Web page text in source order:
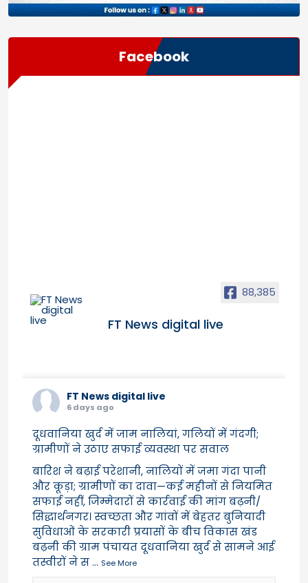
Facebook
88,385
FT News digital live
FT News digital live
6 days ago
दूधवानिया खुर्द में जाम नालियां, गलियों में गंदगी;
ग्रामीणों ने उठाए सफाई व्यवस्था पर सवाल
बारिश ने बढ़ाई परेशानी, नालियों में जमा गंदा पानी
और कूड़ा; ग्रामीणों का दावा—कई महीनों से नियमित
सफाई नहीं, जिम्मेदारों से कार्रवाई की मांग बढ़नी/
सिद्धार्थनगर। स्वच्छता और गांवों में बेहतर बुनियादी
सुविधाओं के सरकारी प्रयासों के बीच विकास खंड
बढ़नी की ग्राम पंचायत दूधवानिया खुर्द से सामने आई
तस्वीरों ने स... See More